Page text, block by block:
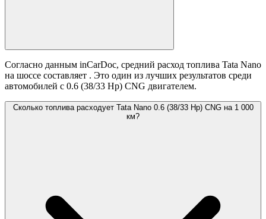
Согласно данным inCarDoc, средний расход топлива Tata Nano
на шоссе составляет . Это один из лучших результатов среди
автомобилей с 0.6 (38/33 Hp) CNG двигателем.
Сколько топлива расходует Tata Nano 0.6 (38/33 Hp) CNG на 1 000
км?